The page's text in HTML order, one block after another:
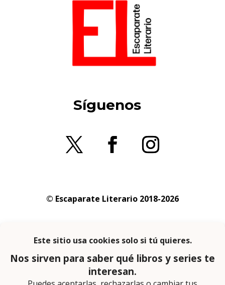
Síguenos
© Escaparate Literario 2018-2026
privacidad
En calidad de afiliado de Amazon obtengo